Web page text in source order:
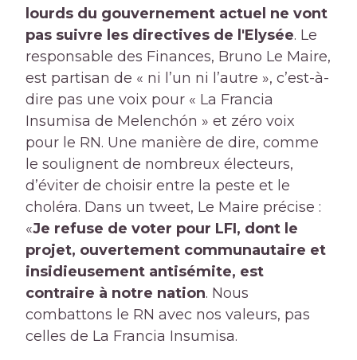
lourds du gouvernement actuel ne vont
pas suivre les directives de l'Elysée. Le
responsable des Finances, Bruno Le Maire,
est partisan de « ni l’un ni l’autre », c’est-à-
dire pas une voix pour « La Francia
Insumisa de Melenchón » et zéro voix
pour le RN. Une manière de dire, comme
le soulignent de nombreux électeurs,
d’éviter de choisir entre la peste et le
choléra. Dans un tweet, Le Maire précise :
«Je refuse de voter pour LFI, dont le
projet, ouvertement communautaire et
insidieusement antisémite, est
contraire à notre nation. Nous
combattons le RN avec nos valeurs, pas
celles de La Francia Insumisa.